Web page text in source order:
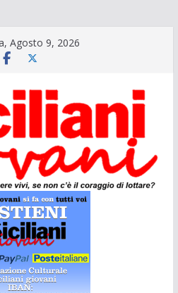
Agosto 9, 2026